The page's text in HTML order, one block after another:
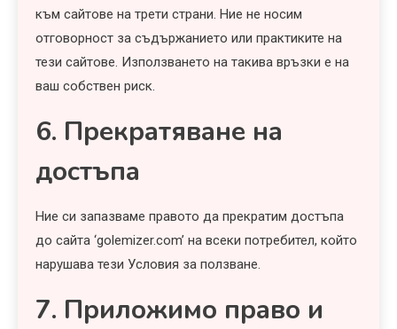
към сайтове на трети страни. Ние не носим
отговорност за съдържанието или практиките на
тези сайтове. Използването на такива връзки е на
ваш собствен риск.
6. Прекратяване на
достъпа
Ние си запазваме правото да прекратим достъпа
до сайта ‘golemizer.com’ на всеки потребител, който
нарушава тези Условия за ползване.
7. Приложимо право и